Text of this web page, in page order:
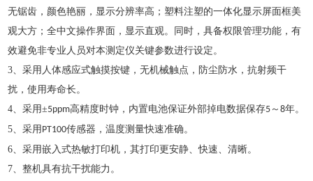
无锯齿，颜色艳丽，显示分辨率高；塑料注塑的一体化显示屏面框美
观大方；全中文操作界面，显示直观。同时，具备权限管理功能，有
效避免非专业人员对本测定仪关键参数进行设定。
3、采用人体感应式触摸按键，无机械触点，防尘防水，抗射频干
扰，使用寿命长。
4、采用±5ppm高精度时钟，内置电池保证外部掉电数据保存5 ～8年。
5、采用 PT100传感器，温度测量快速准确。
6、采用嵌入式热敏打印机，其打印更安静、快速、清晰。
7、整机具有抗干扰能力。